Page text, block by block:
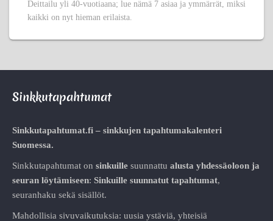
Deittailu yli 40-vuotiaana; lue nämä 7 asiaa ja ymmärrät, miksi
kaikki on nyt hieman erilaista.
Sinkkutapahtumat
Sinkkutapahtumat.fi – sinkkujen tapahtumakalenteri
Suomessa.
Sinkkutapahtumat on sinkuille suunnattu alusta yhdessäoloon ja
seuran löytämiseen: Sinkuille suunnatut tapahtumat,
seuranhaku sekä sisällöt.
Mahdollisia sivuvaikutuksia: uusia ystäviä, yhteisiä